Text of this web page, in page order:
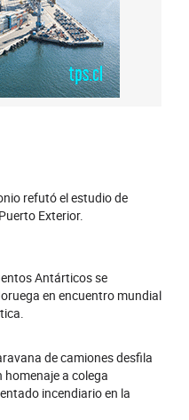
refutó el estudio de
Exterior.
Antárticos se
en encuentro mundial
de camiones desfila
homenaje a colega
incendiario en la